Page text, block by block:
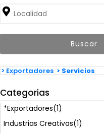
> Exportadores > Servicios
Categorias
*Exportadores(1)
Industrias Creativas(1)